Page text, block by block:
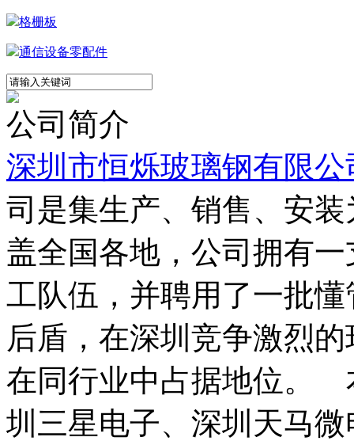
格栅板
通信设备零配件
公司简介
深圳市恒烁玻璃钢有限公
司是集生产、销售、安
盖全国各地，公司拥有
工队伍，并聘用了一批
后盾，在深圳竞争激烈
在同行业中占据地位。
圳三星电子、深圳天马